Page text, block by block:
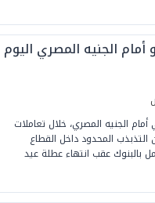
الجنيه المصري اليوم
الجنيه المصري، خلال تعاملات
يناير 2026، حالة من التذبذب المحدود داخل القطاع
بالبنوك عقب انتهاء عطلة عيد